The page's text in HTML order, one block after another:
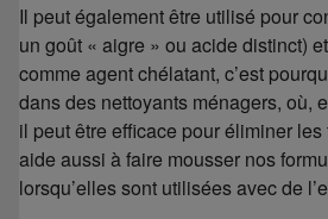
Il peut également être utilisé pour
un goût « aigre » ou acide distinct)
comme agent chélatant, c’est
dans des nettoyants ménagers, où,
il peut être efficace pour éliminer les
aide aussi à faire mousser nos
lorsqu’elles sont utilisées avec de